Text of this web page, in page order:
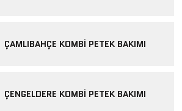
ÇAMLIBAHÇE KOMBI PETEK BAKIMI
ÇENGELDERE KOMBI PETEK BAKIMI